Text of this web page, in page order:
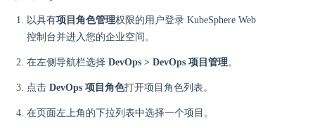
以具有项目角色管理权限的用户登录 KubeSphere Web
控制台并进入您的企业空间。
在左侧导航栏选择 DevOps > DevOps 项目管理。
点击 DevOps 项目角色打开项目角色列表。
在页面左上角的下拉列表中选择一个项目。